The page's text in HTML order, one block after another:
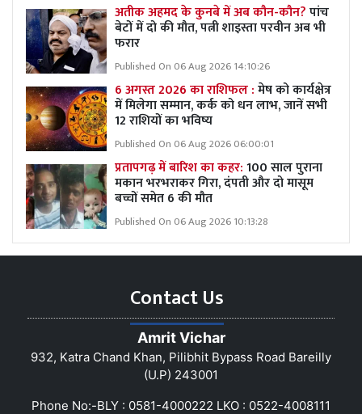
अतीक अहमद के कुनबे में अब कौन-कौन?पांच
बेटों में दो की मौत, पत्नी शाइस्ता परवीन अब भी
फरार
Published On 06 Aug 2026 14:10:26
6 अगस्त 2026 का राशिफल :मेष को कार्यक्षेत्र
में मिलेगा सम्मान, कर्क को धन लाभ, जानें सभी
12 राशियों का भविष्य
Published On 06 Aug 2026 06:00:01
प्रतापगढ़ में बारिश का कहर:100 साल पुराना
मकान भरभराकर गिरा, दंपती और दो मासूम
बच्चों समेत 6 की मौत
Published On 06 Aug 2026 10:13:28
Contact Us
Amrit Vichar
932, Katra Chand Khan, Pilibhit Bypass Road Bareilly
(U.P) 243001
Phone No:-BLY : 0581-4000222 LKO : 0522-4008111